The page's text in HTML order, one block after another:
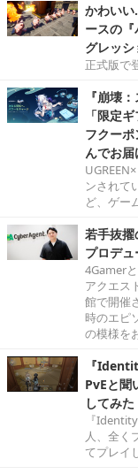
かわい
ースの
グレッ
正式版で
『崩壊
「限定
フクー
んでお届
ンされて
ど、ゲー
若手抜
プロデ
4Gamer
アクエス
館で開催
時のエピ
の模様を
『
PvEと聞
してみた
『
人、全く
てプレイ